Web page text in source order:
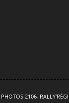
PHOTOS 2106,